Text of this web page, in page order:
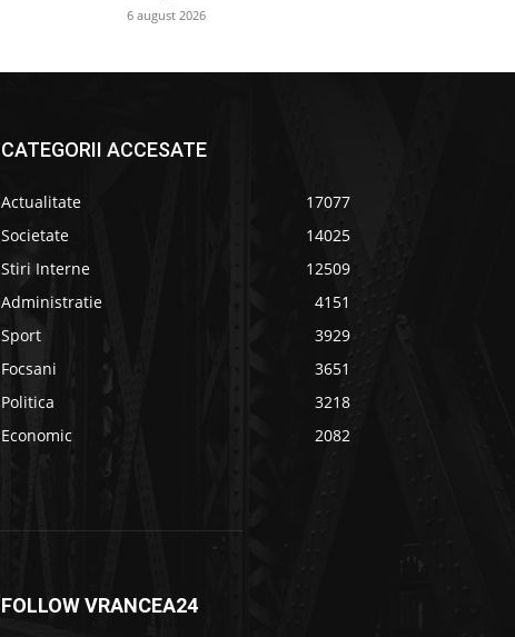
6 august 2026
CATEGORII ACCESATE
Actualitate
17077
Societate
14025
Stiri Interne
12509
Administratie
4151
Sport
3929
Focsani
3651
Politica
3218
Economic
2082
FOLLOW VRANCEA24